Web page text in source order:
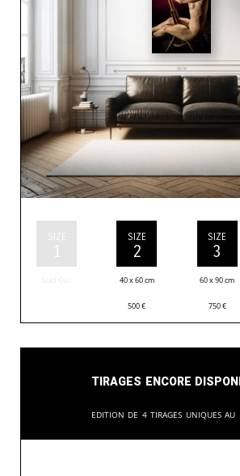
SIZE
1
SIZE
2
40 x 60 cm
500€
SIZE
3
60 x 90 cm
750€
Tirages encore
Edition de 4 tirages uniques